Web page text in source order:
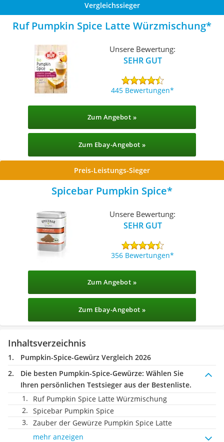
Vergleichssieger
Ruf Pumpkin Spice Latte Würzmischung
Unsere Bewertung:
SEHR GUT
445 Bewertungen
Zum Angebot »
Zum Ebay-Angebot »
Preis-Leistungs-Sieger
Spicebar Pumpkin Spice
Unsere Bewertung:
SEHR GUT
356 Bewertungen
Zum Angebot »
Zum Ebay-Angebot »
Inhaltsverzeichnis
Pumpkin-Spice-Gewürz Vergleich 2026
Die besten Pumpkin-Spice-Gewürze: Wählen Sie
Ihren persönlichen Testsieger aus der Bestenliste.
Ruf Pumpkin Spice Latte Würzmischung
Spicebar Pumpkin Spice
Zauber der Gewürze Pumpkin Spice Latte
mehr anzeigen